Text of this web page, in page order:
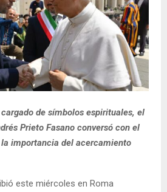
de símbolos espirituales, el
Prieto Fasano conversó con el
importancia del acercamiento
este miércoles en Roma